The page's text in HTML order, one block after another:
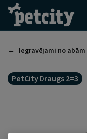
Iegravējami no abām
PetCity Draugs 2=3